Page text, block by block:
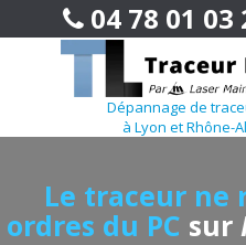
04 78 01 03
Dépannage de
à Lyon et Rhône-
Le traceur ne
ordres du PC sur